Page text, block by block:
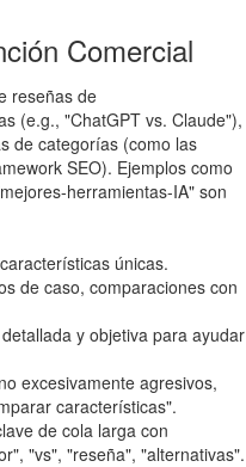
Comercial
reseñas de
(e.g., "ChatGPT vs. Claude"),
de categorías (como las
SEO). Ejemplos como
herramientas-IA" son
únicas.
de caso, comparaciones con
y objetiva para ayudar
excesivamente agresivos,
características".
de cola larga con
"vs", "reseña", "alternativas".